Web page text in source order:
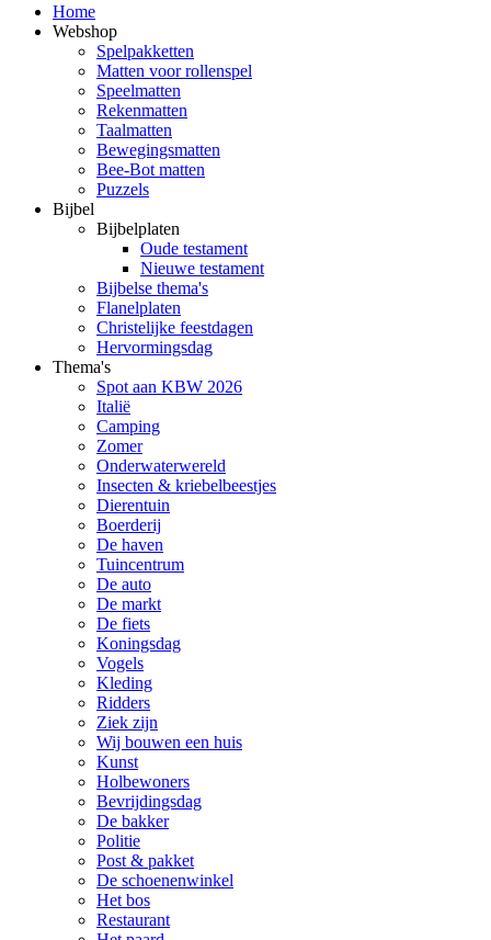
Home
Webshop
Spelpakketten
Matten voor rollenspel
Speelmatten
Rekenmatten
Taalmatten
Bewegingsmatten
Bee-Bot matten
Puzzels
Bijbel
Bijbelplaten
Oude testament
Nieuwe testament
Bijbelse thema's
Flanelplaten
Christelijke feestdagen
Hervormingsdag
Thema's
Spot aan KBW 2026
Italië
Camping
Zomer
Onderwaterwereld
Insecten & kriebelbeestjes
Dierentuin
Boerderij
De haven
Tuincentrum
De auto
De markt
De fiets
Koningsdag
Vogels
Kleding
Ridders
Ziek zijn
Wij bouwen een huis
Kunst
Holbewoners
Bevrijdingsdag
De bakker
Politie
Post & pakket
De schoenenwinkel
Het bos
Restaurant